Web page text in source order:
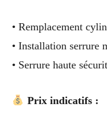
• Remplacement
• Installation serrure
• Serrure haute
Prix indicatifs :